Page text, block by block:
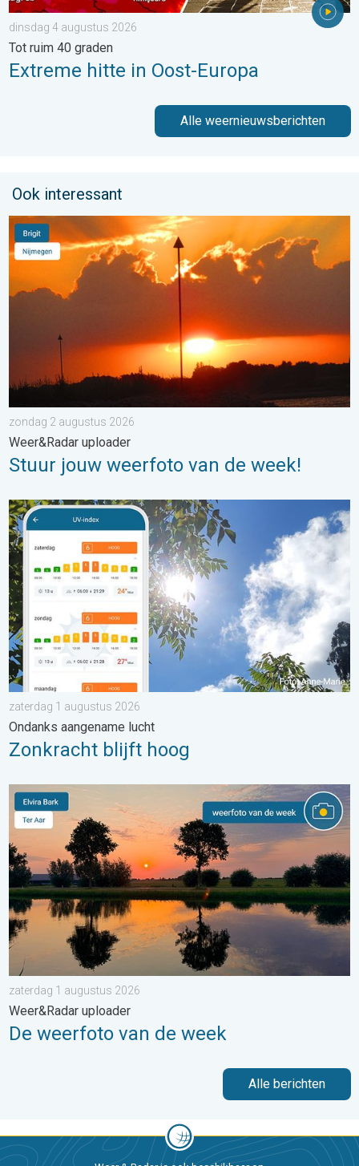
dinsdag 4 augustus 2026
Tot ruim 40 graden
Extreme hitte in Oost-Europa
Alle weernieuwsberichten
Ook interessant
Stuur jouw weerfoto van de week!. Weer&Radar uploader. . .
zondag 2 augustus 2026
Weer&Radar uploader
Stuur jouw weerfoto van de week!
Zonkracht blijft hoog. Ondanks aangename lucht. . . zaterdag
zaterdag 1 augustus 2026
Ondanks aangename lucht
Zonkracht blijft hoog
De weerfoto van de week. Weer&Radar uploader. . . zaterdag
zaterdag 1 augustus 2026
Weer&Radar uploader
De weerfoto van de week
Alle berichten